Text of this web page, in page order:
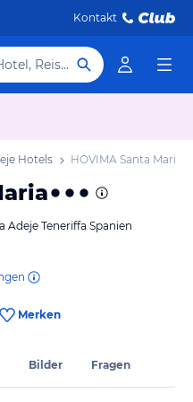
Kontakt
Hotel, Reiseziel
Hotels HOVIMA Santa Maria
Adeje Teneriffa Spanien
Merken
Bilder Fragen